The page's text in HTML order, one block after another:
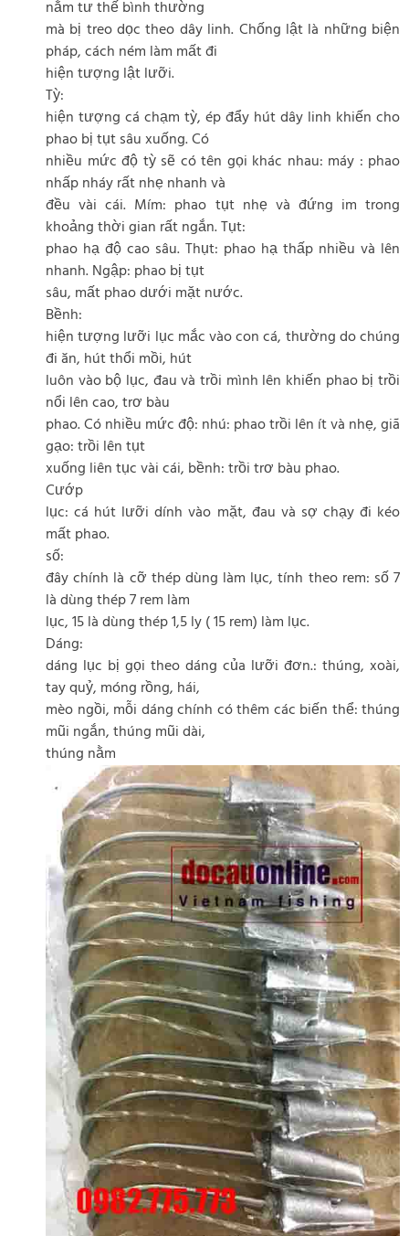
nằm tư thế bình thường
mà bị treo dọc theo dây linh. Chống lật là những biện
pháp, cách ném làm mất đi
hiện tượng lật lưỡi.
Tỳ:
hiện tượng cá chạm tỳ, ép đẩy hút dây linh khiến cho
phao bị tụt sâu xuống. Có
nhiều mức độ tỳ sẽ có tên gọi khác nhau: máy : phao
nhấp nháy rất nhẹ nhanh và
đều vài cái. Mím: phao tụt nhẹ và đứng im trong
khoảng thời gian rất ngắn. Tụt:
phao hạ độ cao sâu. Thụt: phao hạ thấp nhiều và lên
nhanh. Ngập: phao bị tụt
sâu, mất phao dưới mặt nước.
Bềnh:
hiện tượng lưỡi lục mắc vào con cá, thường do chúng
đi ăn, hút thổi mồi, hút
luôn vào bộ lục, đau và trồi mình lên khiến phao bị trồi
nổi lên cao, trơ bàu
phao. Có nhiều mức độ: nhú: phao trồi lên ít và nhẹ, giã
gạo: trồi lên tụt
xuống liên tục vài cái, bềnh: trồi trơ bàu phao.
Cướp
lục: cá hút lưỡi dính vào mặt, đau và sợ chạy đi kéo
mất phao.
số:
đây chính là cỡ thép dùng làm lục, tính theo rem: số 7
là dùng thép 7 rem làm
lục, 15 là dùng thép 1,5 ly ( 15 rem) làm lục.
Dáng:
dáng lục bị gọi theo dáng của lưỡi đơn.: thúng, xoài,
tay quỷ, móng rồng, hái,
mèo ngồi, mỗi dáng chính có thêm các biến thể: thúng
mũi ngắn, thúng mũi dài,
thúng nằm